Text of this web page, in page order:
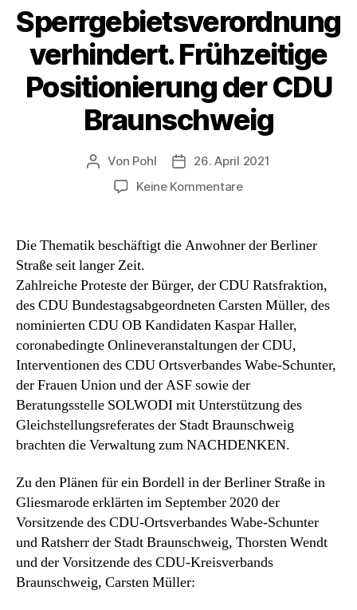
Sperrgebietsverordnung
verhindert. Frühzeitige
Positionierung der CDU
Braunschweig
Beitragsautor
Von Pohl Beitragsdatum
26. April 2021
Keine Kommentarezu
Gliesmarode
verhindert.
Frühzeitige
Positionierung
der
CDU
Die Thematik beschäftigt die Anwohner der Berliner
Straße seit langer Zeit.
Zahlreiche Proteste der Bürger, der CDU Ratsfraktion,
des CDU Bundestagsabgeordneten Carsten Müller, des
nominierten CDU OB Kandidaten Kaspar Haller,
coronabedingte Onlineveranstaltungen der CDU,
Interventionen des CDU Ortsverbandes Wabe-Schunter,
der Frauen Union und der ASF sowie der
Beratungsstelle SOLWODI mit Unterstützung des
Gleichstellungsreferates der Stadt Braunschweig
brachten die Verwaltung zum NACHDENKEN.
Zu den Plänen für ein Bordell in der Berliner Straße in
Gliesmarode erklärten im September 2020 der
Vorsitzende des CDU-Ortsverbandes Wabe-Schunter
und Ratsherr der Stadt Braunschweig, Thorsten Wendt
und der Vorsitzende des CDU-Kreisverbands
Braunschweig, Carsten Müller: